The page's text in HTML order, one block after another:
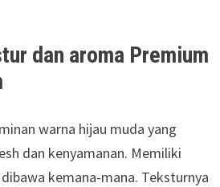
dan aroma Premium
warna hijau muda yang
dan kenyamanan. Memiliki
kemana-mana. Teksturnya